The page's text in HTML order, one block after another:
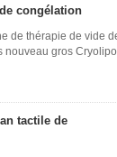
congélation
de thérapie de vide
gros
tactile de